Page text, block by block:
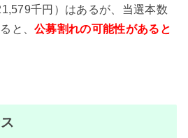
千円）はあるが、当選本数
と、公募割れの可能性があると